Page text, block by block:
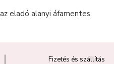
eladó alanyi áfamentes.
Fizetés és szállítás